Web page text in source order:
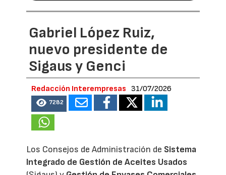
Gabriel López Ruiz,
nuevo presidente de
Sigaus y Genci
Redacción Interempresas 31/07/2026
7282
Los Consejos de Administración de Sistema
Integrado de Gestión de Aceites Usados